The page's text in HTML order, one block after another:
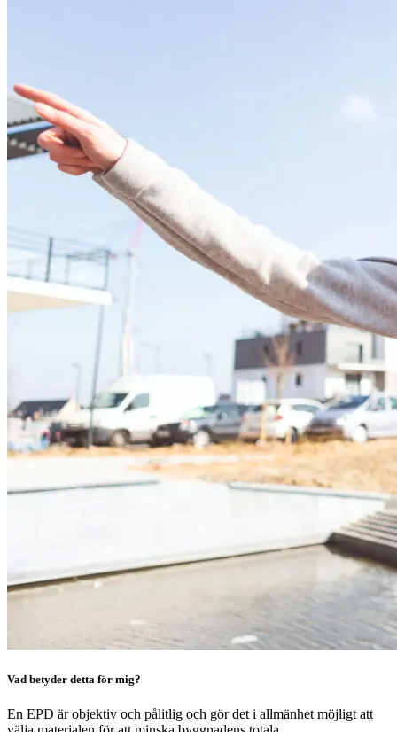
Vad betyder detta för mig?
En EPD är objektiv och pålitlig och gör det i allmänhet möjligt att